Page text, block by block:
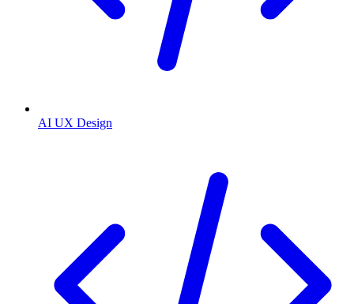
AI UX Design